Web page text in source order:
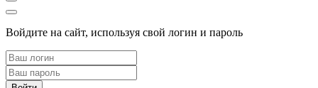
Войдите на сайт, используя свой логин и пароль